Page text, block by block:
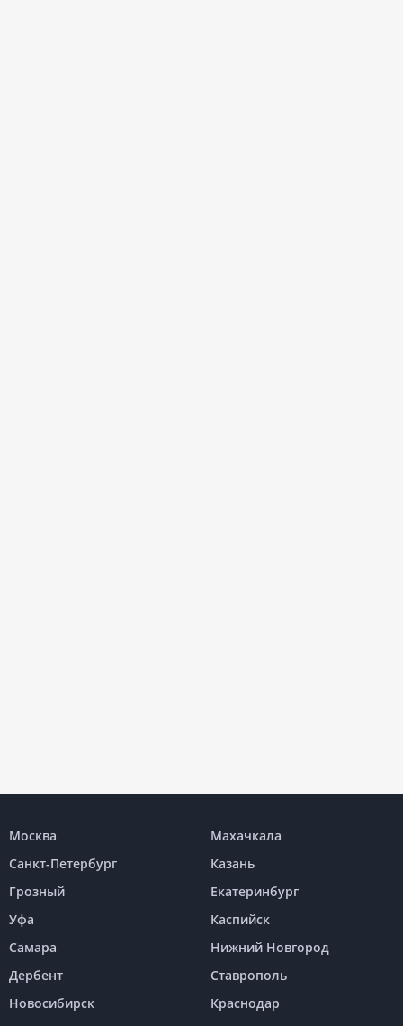
Москва
Махачкала
Санкт-Петербург
Казань
Грозный
Екатеринбург
Уфа
Каспийск
Самара
Нижний Новгород
Дербент
Ставрополь
Новосибирск
Краснодар